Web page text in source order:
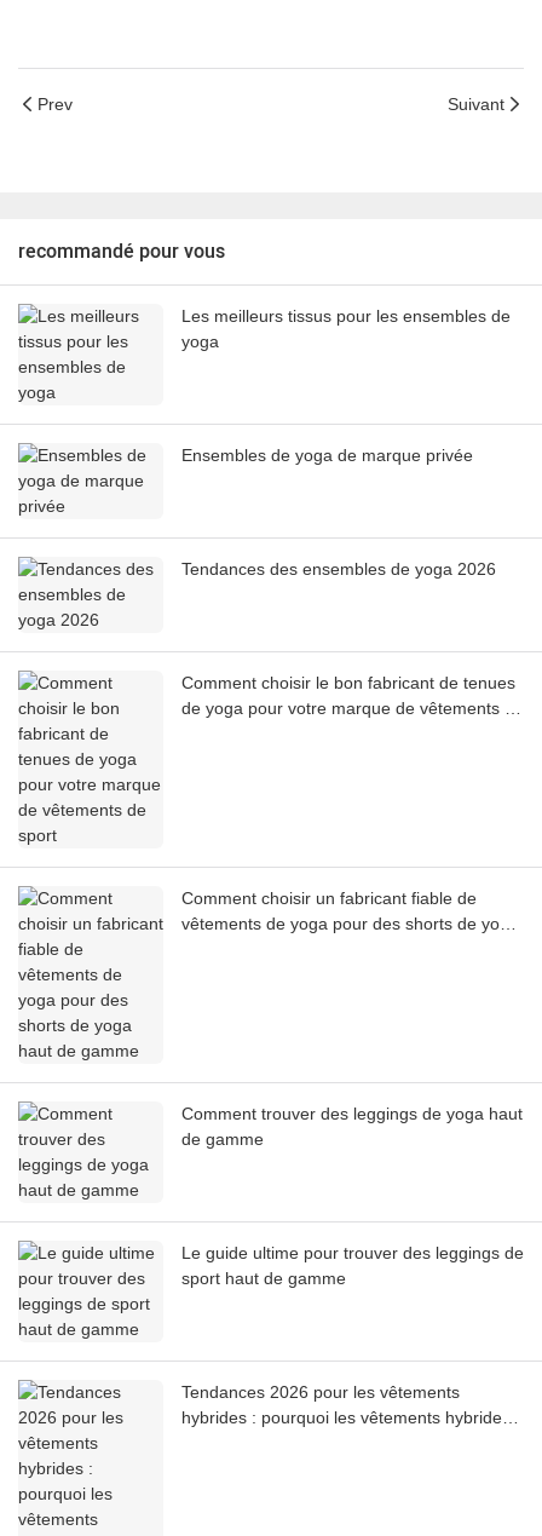
Prev Suivant
recommandé pour vous
Les meilleurs tissus pour les ensembles de
yoga
Ensembles de yoga de marque privée
Tendances des ensembles de yoga 2026
Comment choisir le bon fabricant de tenues
de yoga pour votre marque de vêtements de
Comment choisir un fabricant fiable de
vêtements de yoga pour des shorts de yoga
Comment trouver des leggings de yoga haut
de gamme
Le guide ultime pour trouver des leggings de
sport haut de gamme
Tendances 2026 pour les vêtements
hybrides : pourquoi les vêtements hybrides